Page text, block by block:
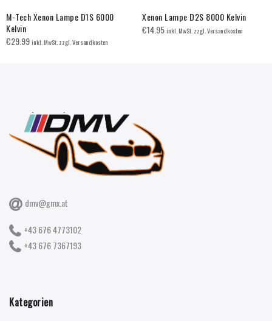
M-Tech Xenon Lampe D1S 6000
Kelvin
€29.99inkl. MwSt. zzgl. Versandkosten
Xenon Lampe D2S 8000 Kelvin
€14.95inkl. MwSt. zzgl. Versandkosten
dmv@gmx.at
+43 676 4773102
+43 676 7367193
Kategorien